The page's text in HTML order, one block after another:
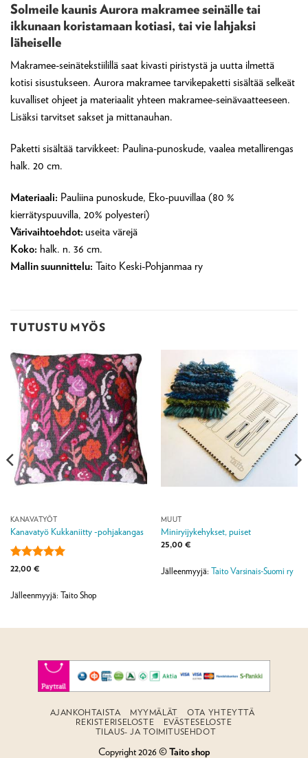
Solmeile kaunis Aurora makramee seinälle tai
ikkunaan koristamaan kotiasi, tai vie lahjaksi
läheiselle
Makramee-seinätekstiilillä saat kivasti piristystä ja uutta ilmettä
kotisi sisustukseen. Aurora makramee tarvikepaketti sisältää selkeät
kuvalliset ohjeet ja materiaalit yhteen makramee-seinävaatteeseen.
Lisäksi tarvitset sakset ja mittanauhan.
Paketti sisältää tarvikkeet: Paulina-punoskude, vaalea metallirengas
halk. 20 cm.
Materiaali: Pauliina punoskude, Eko-puuvillaa (80 %
kierrätyspuuvilla, 20% polyesteri)
Värivaihtoehdot: useita värejä
Koko: halk. n. 36 cm.
Mallin suunnittelu: Taito Keski-Pohjanmaa ry
TUTUSTU MYÖS
KANAVATYÖT
Kanavatyö Kukkaniitty -pohjakangas
Arvostelu
/ 5
22,00 €
Jälleenmyyjä: Taito Shop
MUUT
Miniryijykehykset, puiset
25,00 €
Jälleenmyyjä: Taito Varsinais-Suomi ry
AJANKOHTAISTA MYYMÄLÄT
OTA YHTEYTTÄ
REKISTERISELOSTE
EVÄSTESELOSTE
TILAUS- JA TOIMITUSEHDOT
Copyright 2026 ©Taito shop